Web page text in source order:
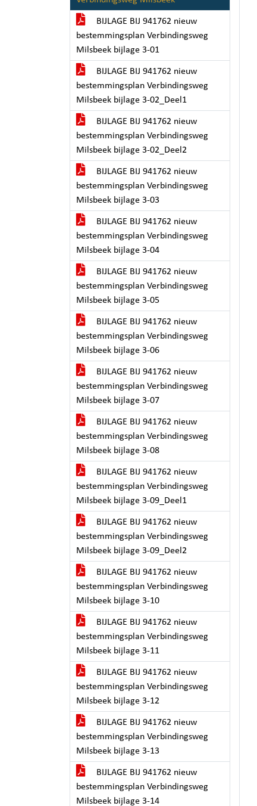
BIJLAGE BIJ 941762 nieuw
bestemmingsplan Verbindingsweg
Milsbeek bijlage 3-01
BIJLAGE BIJ 941762 nieuw
bestemmingsplan Verbindingsweg
Milsbeek bijlage 3-02_Deel1
BIJLAGE BIJ 941762 nieuw
bestemmingsplan Verbindingsweg
Milsbeek bijlage 3-02_Deel2
BIJLAGE BIJ 941762 nieuw
bestemmingsplan Verbindingsweg
Milsbeek bijlage 3-03
BIJLAGE BIJ 941762 nieuw
bestemmingsplan Verbindingsweg
Milsbeek bijlage 3-04
BIJLAGE BIJ 941762 nieuw
bestemmingsplan Verbindingsweg
Milsbeek bijlage 3-05
BIJLAGE BIJ 941762 nieuw
bestemmingsplan Verbindingsweg
Milsbeek bijlage 3-06
BIJLAGE BIJ 941762 nieuw
bestemmingsplan Verbindingsweg
Milsbeek bijlage 3-07
BIJLAGE BIJ 941762 nieuw
bestemmingsplan Verbindingsweg
Milsbeek bijlage 3-08
BIJLAGE BIJ 941762 nieuw
bestemmingsplan Verbindingsweg
Milsbeek bijlage 3-09_Deel1
BIJLAGE BIJ 941762 nieuw
bestemmingsplan Verbindingsweg
Milsbeek bijlage 3-09_Deel2
BIJLAGE BIJ 941762 nieuw
bestemmingsplan Verbindingsweg
Milsbeek bijlage 3-10
BIJLAGE BIJ 941762 nieuw
bestemmingsplan Verbindingsweg
Milsbeek bijlage 3-11
BIJLAGE BIJ 941762 nieuw
bestemmingsplan Verbindingsweg
Milsbeek bijlage 3-12
BIJLAGE BIJ 941762 nieuw
bestemmingsplan Verbindingsweg
Milsbeek bijlage 3-13
BIJLAGE BIJ 941762 nieuw
bestemmingsplan Verbindingsweg
Milsbeek bijlage 3-14